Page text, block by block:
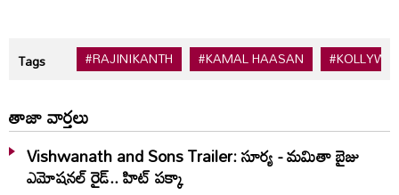
Tags #RAJINIKANTH #KAMAL HAASAN
తాజా వార్తలు
Vishwanath and Sons Trailer: సూర్య - మమితా బైజు
ఎమోషనల్ రైడ్.. హిట్ పక్కా